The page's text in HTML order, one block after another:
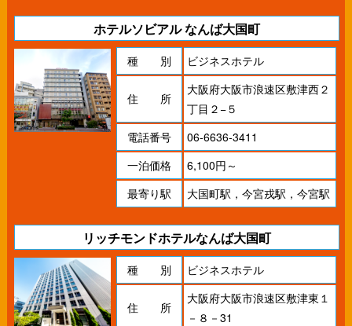
ホテルソビアル なんば大国町
種 別 ビジネスホテル
住 所
大阪府大阪市浪速区敷津西２
丁目２−５
電話番号
06-6636-3411
一泊価格
6,100円～
最寄り駅
大国町駅，今宮戎駅，今宮駅
リッチモンドホテルなんば大国町
種 別 ビジネスホテル
住 所
大阪府大阪市浪速区敷津東１
－８－31